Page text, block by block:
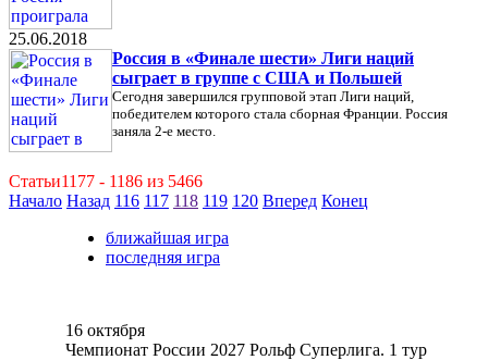
25.06.2018
Россия в «Финале шести» Лиги наций
сыграет в группе с США и Польшей
Сегодня завершился групповой этап Лиги наций,
победителем которого стала сборная Франции. Россия
заняла 2-е место.
Статьи1177 - 1186 из 5466
Начало Назад 116 117 118 119 120 Вперед Конец
ближайшая игра
последняя игра
16 октября
Чемпионат России 2027 Рольф Суперлига. 1 тур